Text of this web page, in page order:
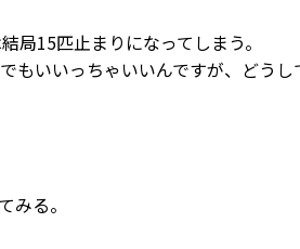
局15匹止まりになってしまう。
もいいっちゃいいんですが、どうし
みる。